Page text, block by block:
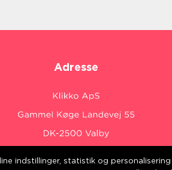
Adresse
indstillinger, statistik og